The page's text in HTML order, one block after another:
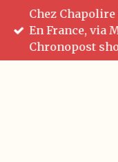
Passer
au
contenu
principal
Chez
En France, via
Chronopost